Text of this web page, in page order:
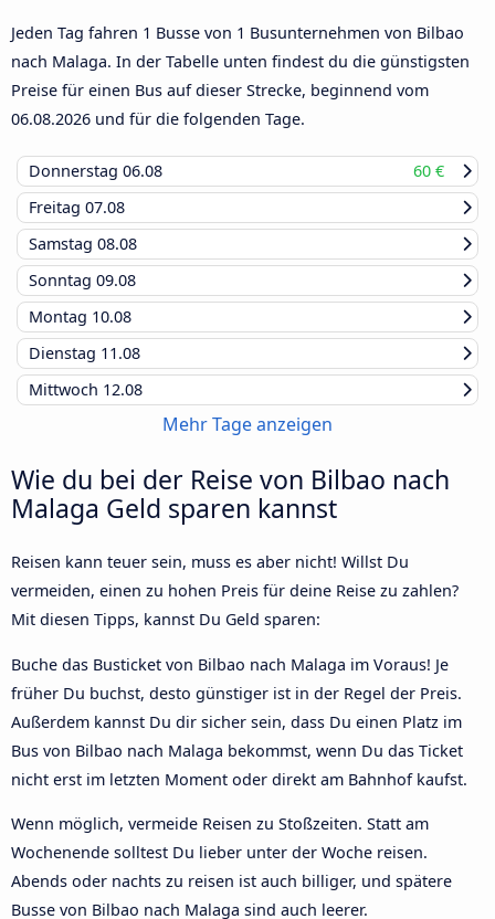
Jeden Tag fahren 1 Busse von 1 Busunternehmen von Bilbao
nach Malaga. In der Tabelle unten findest du die günstigsten
Preise für einen Bus auf dieser Strecke, beginnend vom
06.08.2026 und für die folgenden Tage.
Donnerstag 06.08
60 €
Freitag 07.08
Samstag 08.08
Sonntag 09.08
Montag 10.08
Dienstag 11.08
Mittwoch 12.08
Mehr Tage anzeigen
Wie du bei der Reise von Bilbao nach
Malaga Geld sparen kannst
Reisen kann teuer sein, muss es aber nicht! Willst Du
vermeiden, einen zu hohen Preis für deine Reise zu zahlen?
Mit diesen Tipps, kannst Du Geld sparen:
Buche das Busticket von Bilbao nach Malaga im Voraus! Je
früher Du buchst, desto günstiger ist in der Regel der Preis.
Außerdem kannst Du dir sicher sein, dass Du einen Platz im
Bus von Bilbao nach Malaga bekommst, wenn Du das Ticket
nicht erst im letzten Moment oder direkt am Bahnhof kaufst.
Wenn möglich, vermeide Reisen zu Stoßzeiten. Statt am
Wochenende solltest Du lieber unter der Woche reisen.
Abends oder nachts zu reisen ist auch billiger, und spätere
Busse von Bilbao nach Malaga sind auch leerer.